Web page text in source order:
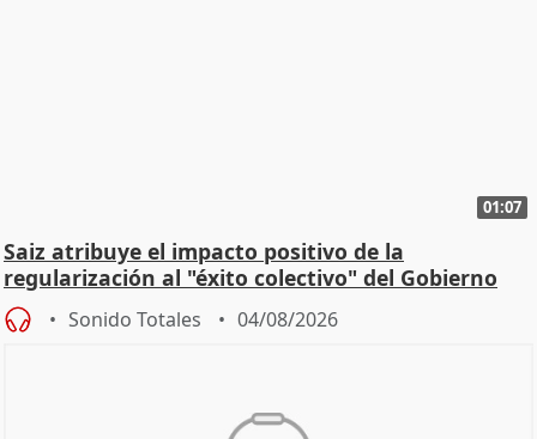
01:07
Saiz atribuye el impacto positivo de la
regularización al "éxito colectivo" del Gobierno
Sonido Totales 04/08/2026